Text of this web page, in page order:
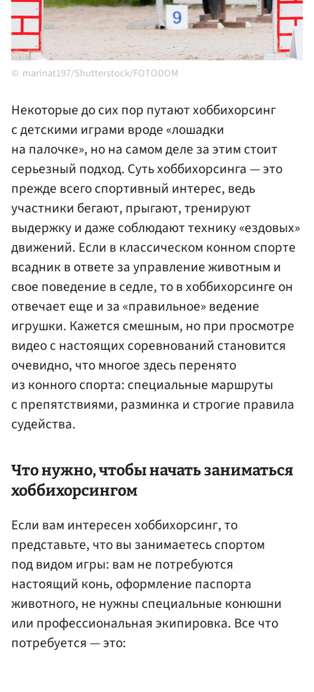
marinat197/Shutterstock/FOTODOM
Некоторые до сих пор путают хоббихорсинг
с детскими играми вроде «лошадки
на палочке», но на самом деле за этим стоит
серьезный подход. Суть хоббихорсинга — это
прежде всего спортивный интерес, ведь
участники бегают, прыгают, тренируют
выдержку и даже соблюдают технику «ездовых»
движений. Если в классическом конном спорте
всадник в ответе за управление животным и
свое поведение в седле, то в хоббихорсинге он
отвечает еще и за «правильное» ведение
игрушки. Кажется смешным, но при просмотре
видео с настоящих соревнований становится
очевидно, что многое здесь перенято
из конного спорта: специальные маршруты
с препятствиями, разминка и строгие правила
судейства.
Что нужно, чтобы начать заниматься
хоббихорсингом
Если вам интересен хоббихорсинг, то
представьте, что вы занимаетесь спортом
под видом игры: вам не потребуются
настоящий конь, оформление паспорта
животного, не нужны специальные конюшни
или профессиональная экипировка. Все что
потребуется — это: